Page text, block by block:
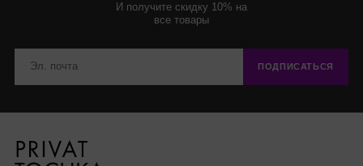
И получите скидку 10% на
все товары
ПОДПИСАТЬСЯ